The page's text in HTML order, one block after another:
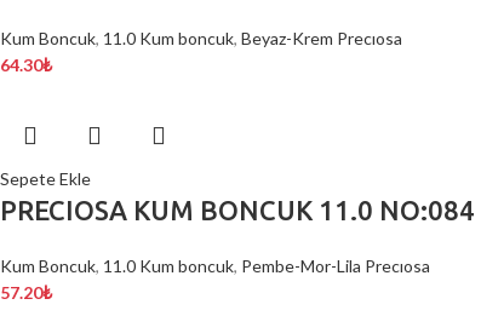
Kum Boncuk, 11.0 Kum boncuk, Beyaz-Krem Precıosa
64.30₺
Sepete Ekle
PRECIOSA KUM BONCUK 11.0 NO:084
Kum Boncuk, 11.0 Kum boncuk, Pembe-Mor-Lila Precıosa
57.20₺